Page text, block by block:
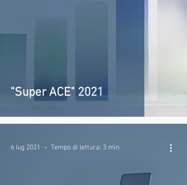
"Super ACE" 2021
6 lug 2021 Tempo di lettura: 3 min